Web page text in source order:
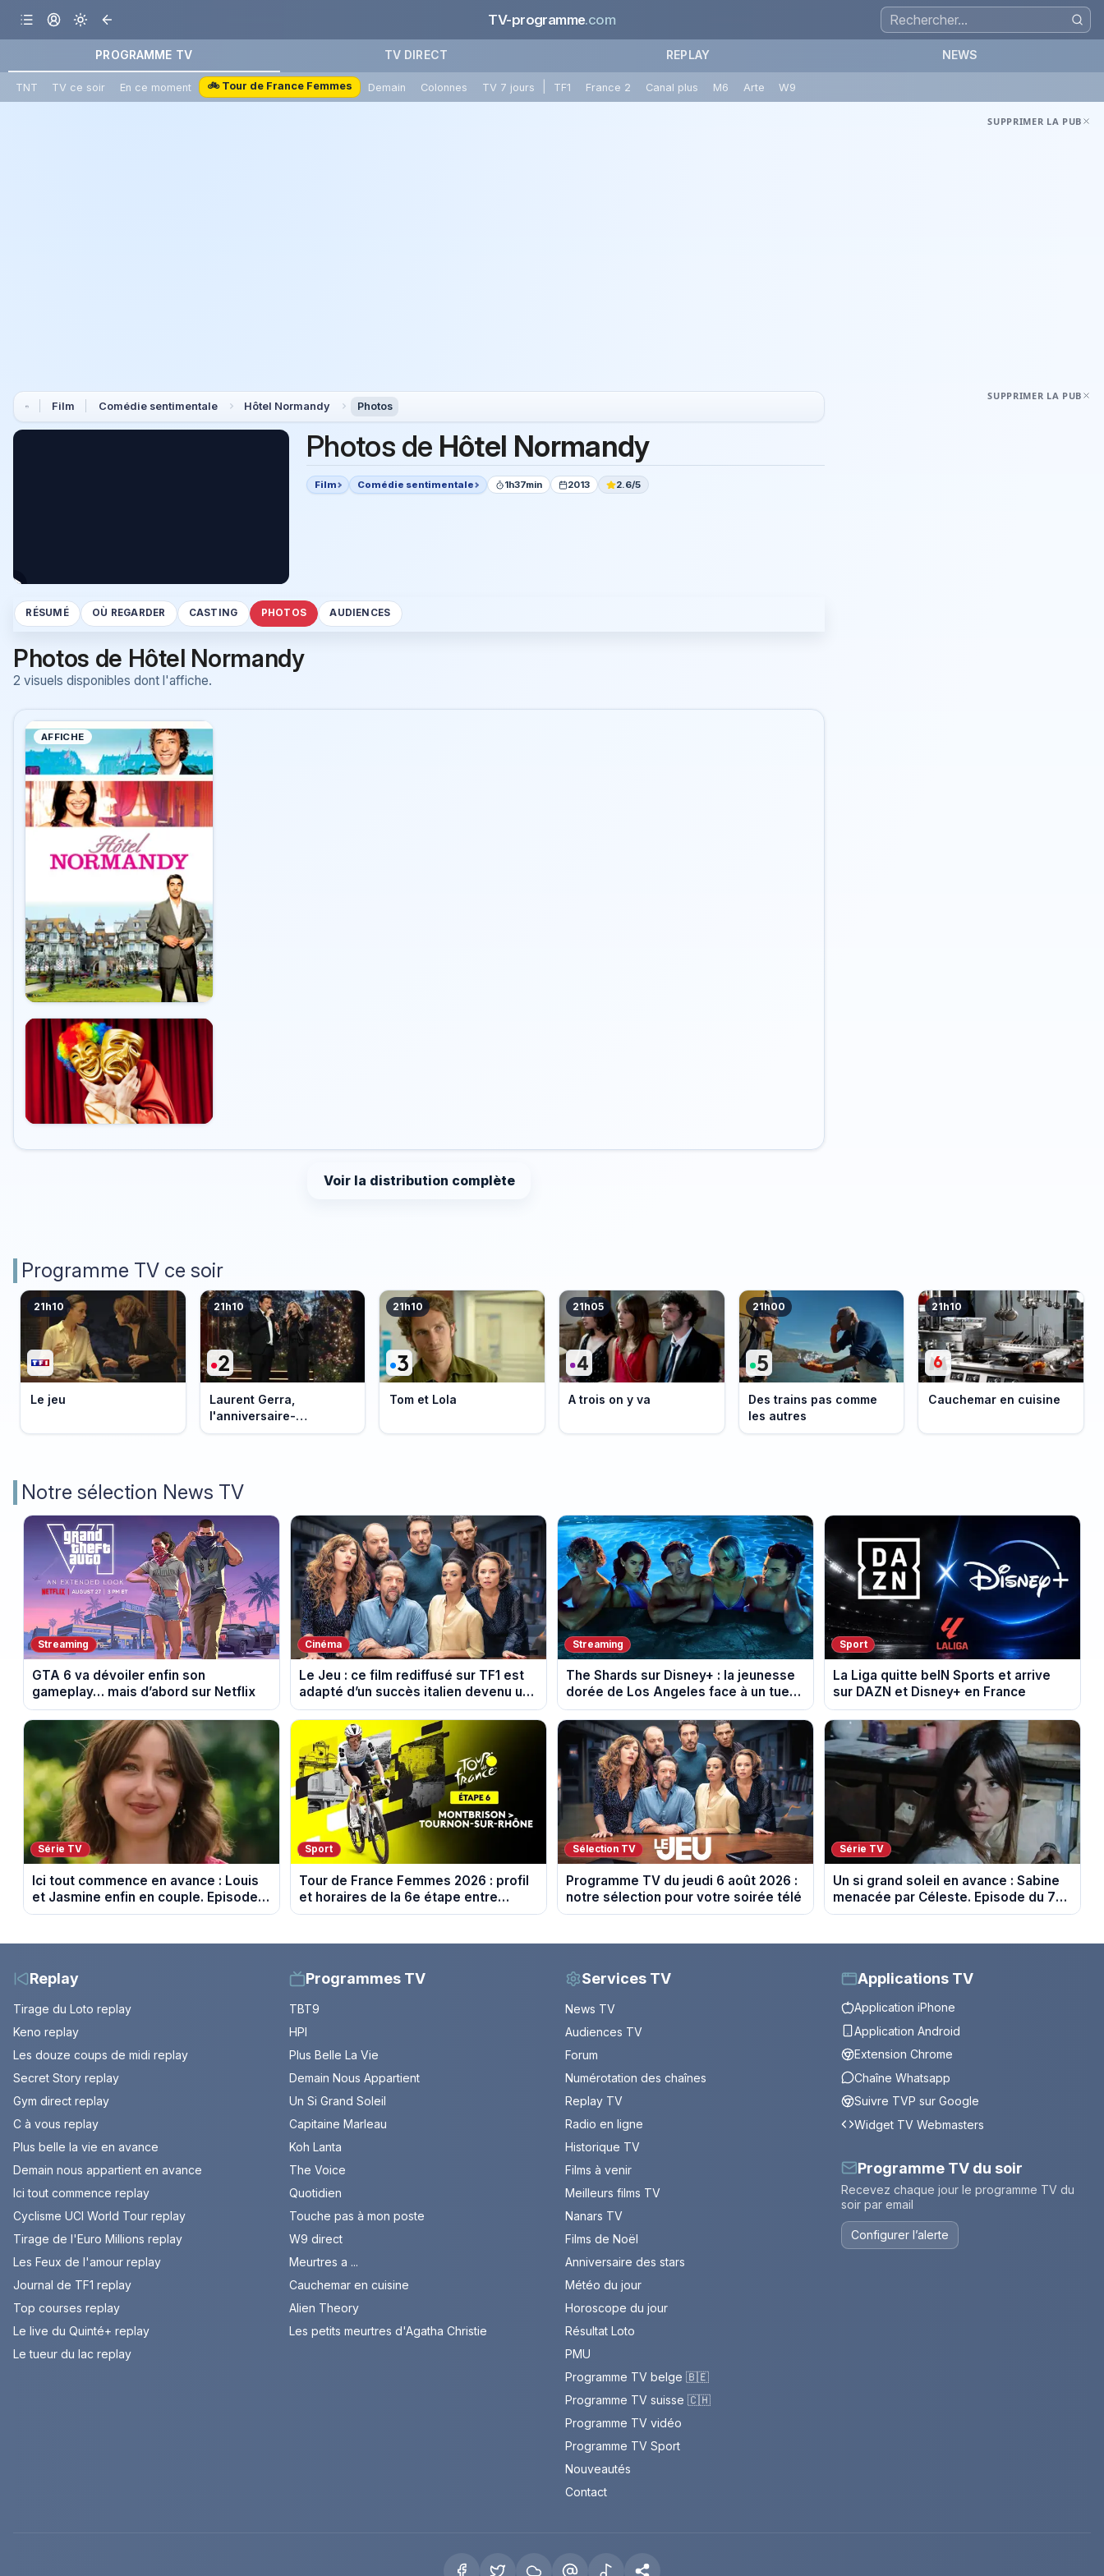
TV-programme.com
PROGRAMME TV TV DIRECT REPLAY NEWS
TNT TV ce soir En ce moment 🚲 Tour de France Femmes Demain Colonnes TV 7 jours TF1 France 2 Canal plus M6 Arte W9
SUPPRIMER LA PUB
Film Comédie sentimentale Hôtel Normandy Photos
Photos de Hôtel Normandy
Film Comédie sentimentale 1h37min 2013 2.6/5
RÉSUMÉ OÙ REGARDER CASTING PHOTOS AUDIENCES
Photos de Hôtel Normandy
2 visuels disponibles dont l'affiche.
AFFICHE
Voir la distribution complète
SUPPRIMER LA PUB
Programme TV ce soir
21h10
Le jeu
21h10
Laurent Gerra,
l'anniversaire-
événement
21h10
Tom et Lola
21h05
A trois on y va
21h00
Des trains pas comme
les autres
21h10
Cauchemar en cuisine
Notre sélection News TV
Streaming
GTA 6 va dévoiler enfin son
gameplay… mais d’abord sur Netflix
Cinéma
Le Jeu : ce film rediffusé sur TF1 est
adapté d’un succès italien devenu un
phénomène mondial
Streaming
The Shards sur Disney+ : la jeunesse
dorée de Los Angeles face à un tueur
dans les années 80
Sport
La Liga quitte beIN Sports et arrive
sur DAZN et Disney+ en France
Série TV
Ici tout commence en avance : Louis
et Jasmine enfin en couple. Episode
du 7 août 2026 (spoiler)
Sport
Tour de France Femmes 2026 : profil
et horaires de la 6e étape entre
Montbrison et Tournon-sur-Rhône
Sélection TV
Programme TV du jeudi 6 août 2026 :
notre sélection pour votre soirée télé
Série TV
Un si grand soleil en avance : Sabine
menacée par Céleste. Episode du 7
août 2026 (spoiler).
Replay
Tirage du Loto replay
Keno replay
Les douze coups de midi replay
Secret Story replay
Gym direct replay
C à vous replay
Plus belle la vie en avance
Demain nous appartient en avance
Ici tout commence replay
Cyclisme UCI World Tour replay
Tirage de l'Euro Millions replay
Les Feux de l'amour replay
Journal de TF1 replay
Top courses replay
Le live du Quinté+ replay
Le tueur du lac replay
Programmes TV
TBT9
HPI
Plus Belle La Vie
Demain Nous Appartient
Un Si Grand Soleil
Capitaine Marleau
Koh Lanta
The Voice
Quotidien
Touche pas à mon poste
W9 direct
Meurtres a ...
Cauchemar en cuisine
Alien Theory
Les petits meurtres d'Agatha Christie
Services TV
News TV
Audiences TV
Forum
Numérotation des chaînes
Replay TV
Radio en ligne
Historique TV
Films à venir
Meilleurs films TV
Nanars TV
Films de Noël
Anniversaire des stars
Météo du jour
Horoscope du jour
Résultat Loto
PMU
Programme TV belge 🇧🇪
Programme TV suisse 🇨🇭
Programme TV vidéo
Programme TV Sport
Nouveautés
Contact
Applications TV
Application iPhone
Application Android
Extension Chrome
Chaîne Whatsapp
Suivre TVP sur Google
Widget TV Webmasters
Programme TV du soir
Recevez chaque jour le programme TV du
soir par email
Configurer l’alerte